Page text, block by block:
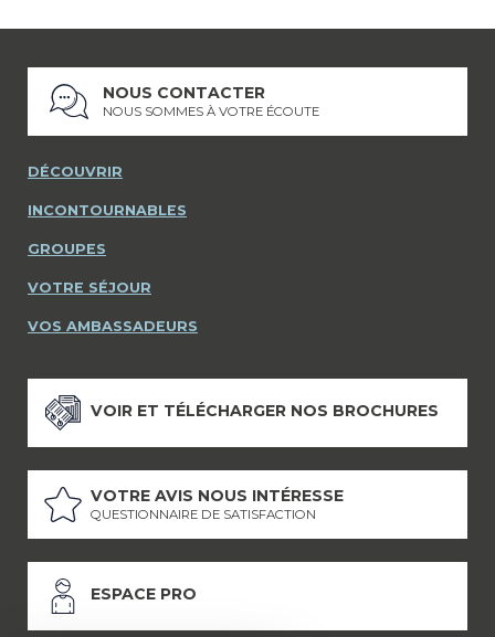
NOUS CONTACTER
NOUS SOMMES À VOTRE ÉCOUTE
DÉCOUVRIR
INCONTOURNABLES
GROUPES
VOTRE SÉJOUR
VOS AMBASSADEURS
VOIR ET TÉLÉCHARGER NOS BROCHURES
VOTRE AVIS NOUS INTÉRESSE
QUESTIONNAIRE DE SATISFACTION
ESPACE PRO